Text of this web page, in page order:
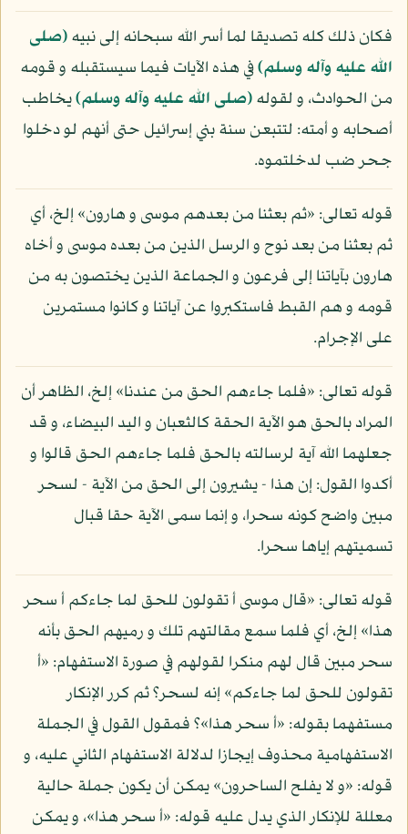
فكان ذلك كله تصديقا لما أسر الله سبحانه إلى نبيه(صلى
الله عليه وآله وسلم)في هذه الآيات فيما سيستقبله و قومه
من الحوادث، و لقوله(صلى الله عليه وآله وسلم)يخاطب
أصحابه و أمته: لتتبعن سنة بني إسرائيل حتى أنهم لو دخلوا
جحر ضب لدخلتموه.
قوله تعالى: «ثم بعثنا من بعدهم موسى و هارون» إلخ، أي
ثم بعثنا من بعد نوح و الرسل الذين من بعده موسى و أخاه
هارون بآياتنا إلى فرعون و الجماعة الذين يختصون به من
قومه و هم القبط فاستكبروا عن آياتنا و كانوا مستمرين
على الإجرام.
قوله تعالى: «فلما جاءهم الحق من عندنا» إلخ، الظاهر أن
المراد بالحق هو الآية الحقة كالثعبان و اليد البيضاء، و قد
جعلهما الله آية لرسالته بالحق فلما جاءهم الحق قالوا و
أكدوا القول: إن هذا - يشيرون إلى الحق من الآية - لسحر
مبين واضح كونه سحرا، و إنما سمى الآية حقا قبال
تسميتهم إياها سحرا.
قوله تعالى: «قال موسى أ تقولون للحق لما جاءكم أ سحر
هذا» إلخ، أي فلما سمع مقالتهم تلك و رميهم الحق بأنه
سحر مبين قال لهم منكرا لقولهم في صورة الاستفهام: «أ
تقولون للحق لما جاءكم» إنه لسحر؟ ثم كرر الإنكار
مستفهما بقوله: «أ سحر هذا»؟ فمقول القول في الجملة
الاستفهامية محذوف إيجازا لدلالة الاستفهام الثاني عليه، و
قوله: «و لا يفلح الساحرون» يمكن أن يكون جملة حالية
معللة للإنكار الذي يدل عليه قوله: «أ سحر هذا»، و يمكن